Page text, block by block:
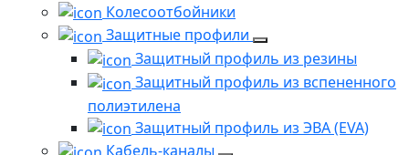
Колесоотбойники
Защитные профили
Защитный профиль из резины
Защитный профиль из вспененного
полиэтилена
Защитный профиль из ЭВА (EVA)
Кабель-каналы